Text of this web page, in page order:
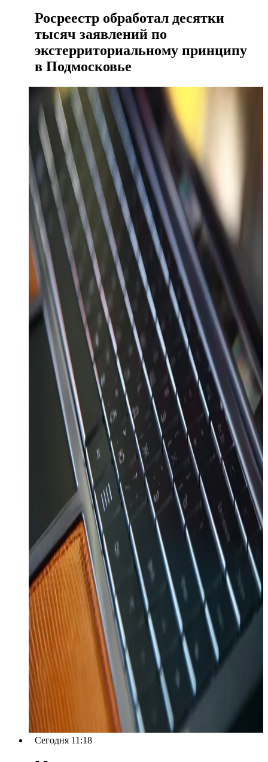
Росреестр обработал десятки
тысяч заявлений по
экстерриториальному принципу
в Подмосковье
Сегодня 11:18